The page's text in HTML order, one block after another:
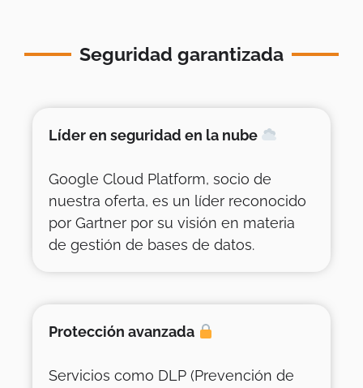
Seguridad garantizada
Líder en seguridad en la nube
Google Cloud Platform, socio de
nuestra oferta, es un líder reconocido
por Gartner por su visión en materia
de gestión de bases de datos.
Protección avanzada
Servicios como DLP (Prevención de